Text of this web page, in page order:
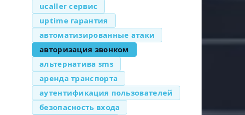
ucaller сервис
uptime гарантия
автоматизированные атаки
авторизация звонком
альтернатива sms
аренда транспорта
аутентификация пользователей
безопасность входа